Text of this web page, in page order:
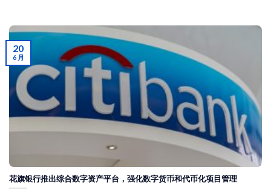
花旗银行推出综合数字资产平台，强化数字货币和代币化项目管理
20
6 月